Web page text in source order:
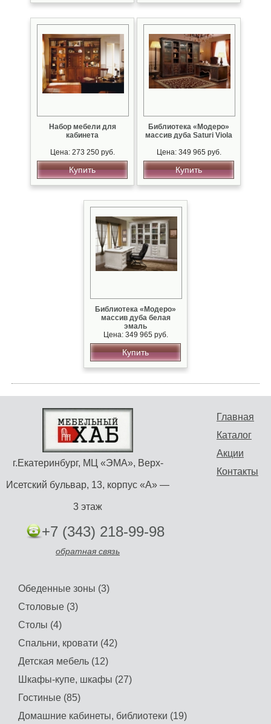
Набор мебели для
кабинета
Цена: 273 250 руб.
Купить
Библиотека «Модеро»
массив дуба Saturi Viola
Цена: 349 965 руб.
Купить
Библиотека «Модеро»
массив дуба белая
эмаль
Цена: 349 965 руб.
Купить
Главная
Каталог
Акции
Контакты
г.Екатеринбург, МЦ «ЭМА», Верх-
Исетский бульвар, 13, корпус «А» —
3 этаж
+7 (343) 218-99-98
обратная связь
Обеденные зоны (3)
Столовые (3)
Столы (4)
Спальни, кровати (42)
Детская мебель (12)
Шкафы-купе, шкафы (27)
Гостиные (85)
Домашние кабинеты, библиотеки (19)